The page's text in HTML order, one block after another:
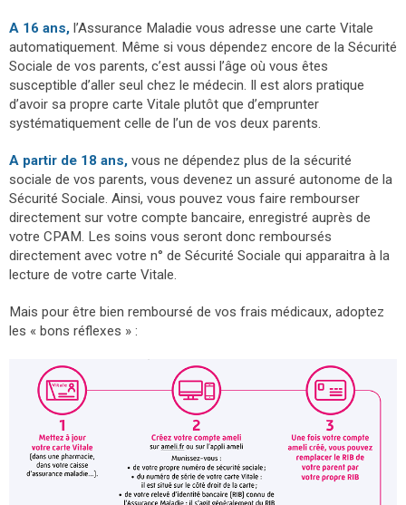
A 16 ans, l’Assurance Maladie vous adresse une carte Vitale
automatiquement. Même si vous dépendez encore de la Sécurité
Sociale de vos parents, c’est aussi l’âge où vous êtes
susceptible d’aller seul chez le médecin. Il est alors pratique
d’avoir sa propre carte Vitale plutôt que d’emprunter
systématiquement celle de l’un de vos deux parents.
A partir de 18 ans, vous ne dépendez plus de la sécurité
sociale de vos parents, vous devenez un assuré autonome de la
Sécurité Sociale. Ainsi, vous pouvez vous faire rembourser
directement sur votre compte bancaire, enregistré auprès de
votre CPAM. Les soins vous seront donc remboursés
directement avec votre n° de Sécurité Sociale qui apparaitra à la
lecture de votre carte Vitale.
Mais pour être bien remboursé de vos frais médicaux, adoptez
les « bons réflexes » :